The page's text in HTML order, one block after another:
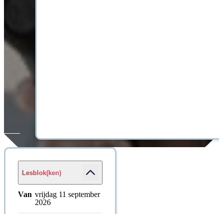
Lesblok(ken)
Van vrijdag 11 september
2026